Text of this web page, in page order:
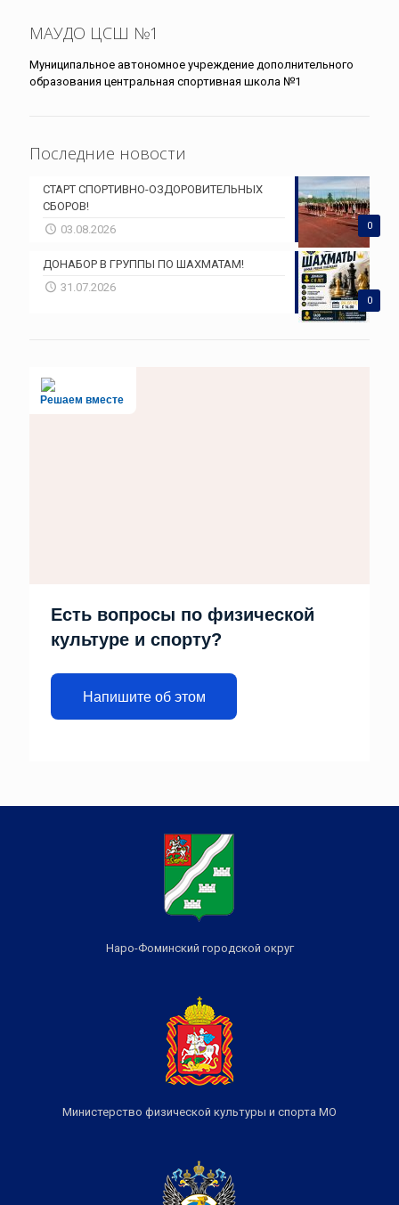
МАУДО ЦСШ №1
Муниципальное автономное учреждение дополнительного
образования центральная спортивная школа №1
Последние новости
0
СТАРТ СПОРТИВНО-ОЗДОРОВИТЕЛЬНЫХ
СБОРОВ!
03.08.2026
0
ДОНАБОР В ГРУППЫ ПО ШАХМАТАМ!
31.07.2026
Решаем вместе
Есть вопросы по физической
культуре и спорту?
Напишите об этом
Наро-Фоминский городской округ
Министерство физической культуры и спорта МО